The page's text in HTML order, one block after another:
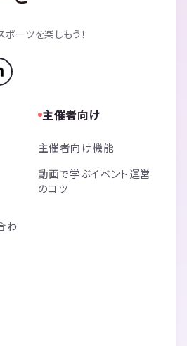
ーツを楽しもう！
わ
主催者向け
主催者向け機能
動画で学ぶイベント運営
のコツ